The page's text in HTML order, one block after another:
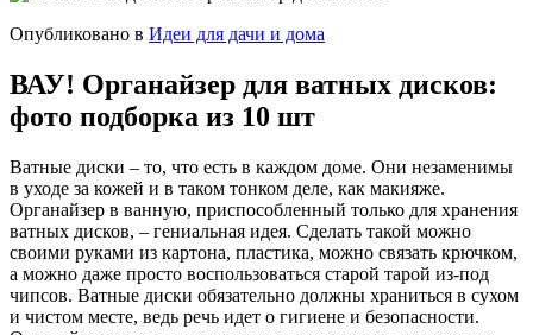
Опубликовано в Идеи для дачи и дома
ВАУ! Органайзер для ватных дисков:
фото подборка из 10 шт
Ватные диски – то, что есть в каждом доме. Они незаменимы
в уходе за кожей и в таком тонком деле, как макияже.
Органайзер в ванную, приспособленный только для хранения
ватных дисков, – гениальная идея. Сделать такой можно
своими руками из картона, пластика, можно связать крючком,
а можно даже просто воспользоваться старой тарой из-под
чипсов. Ватные диски обязательно должны храниться в сухом
и чистом месте, ведь речь идет о гигиене и безопасности.